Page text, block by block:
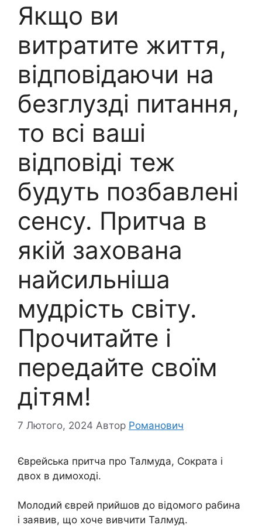
Якщо ви
витратите життя,
відповідаючи на
безглузді питання,
то всі ваші
відповіді теж
будуть позбавлені
сенсу. Притча в
якій захована
найсильніша
мудрість світу.
Прочитайте і
передайте своїм
дітям!
7 Лютого, 2024 Автор Романович
Єврейська притча про Талмуда, Сократа і
двох в димоході.
Молодий єврей прийшов до відомого рабина
і заявив, що хоче вивчити Талмуд.